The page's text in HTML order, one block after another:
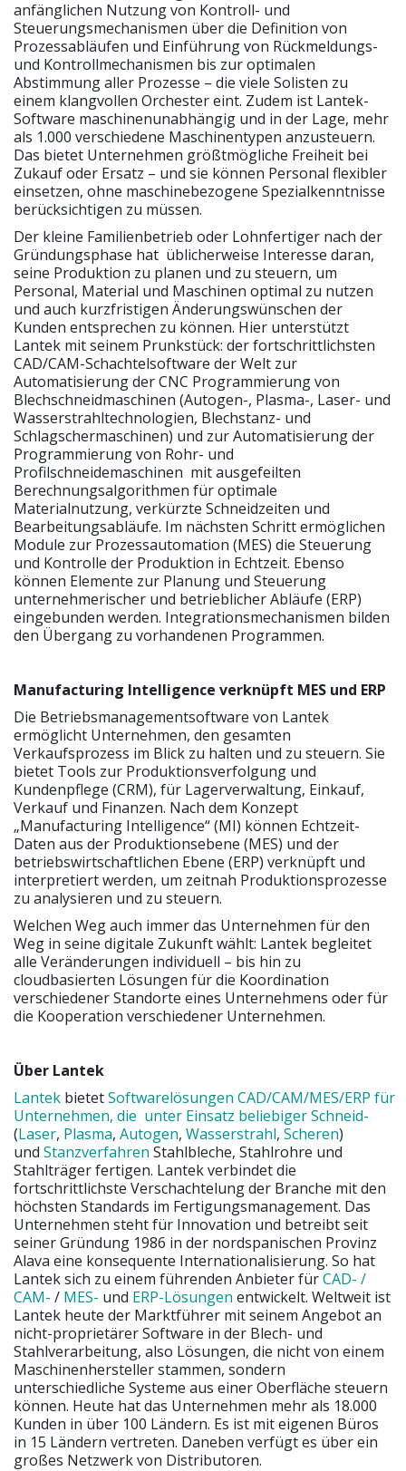
anfänglichen Nutzung von Kontroll- und
Steuerungsmechanismen über die Definition von
Prozessabläufen und Einführung von Rückmeldungs-
und Kontrollmechanismen bis zur optimalen
Abstimmung aller Prozesse – die viele Solisten zu
einem klangvollen Orchester eint. Zudem ist Lantek-
Software maschinenunabhängig und in der Lage, mehr
als 1.000 verschiedene Maschinentypen anzusteuern.
Das bietet Unternehmen größtmögliche Freiheit bei
Zukauf oder Ersatz – und sie können Personal flexibler
einsetzen, ohne maschinebezogene Spezialkenntnisse
berücksichtigen zu müssen.
Der kleine Familienbetrieb oder Lohnfertiger nach der
Gründungsphase hat üblicherweise Interesse daran,
seine Produktion zu planen und zu steuern, um
Personal, Material und Maschinen optimal zu nutzen
und auch kurzfristigen Änderungswünschen der
Kunden entsprechen zu können. Hier unterstützt
Lantek mit seinem Prunkstück: der fortschrittlichsten
CAD/CAM-Schachtelsoftware der Welt zur
Automatisierung der CNC Programmierung von
Blechschneidmaschinen (Autogen-, Plasma-, Laser- und
Wasserstrahltechnologien, Blechstanz- und
Schlagschermaschinen) und zur Automatisierung der
Programmierung von Rohr- und
Profilschneidemaschinen mit ausgefeilten
Berechnungsalgorithmen für optimale
Materialnutzung, verkürzte Schneidzeiten und
Bearbeitungsabläufe. Im nächsten Schritt ermöglichen
Module zur Prozessautomation (MES) die Steuerung
und Kontrolle der Produktion in Echtzeit. Ebenso
können Elemente zur Planung und Steuerung
unternehmerischer und betrieblicher Abläufe (ERP)
eingebunden werden. Integrationsmechanismen bilden
den Übergang zu vorhandenen Programmen.
Manufacturing Intelligence verknüpft MES und ERP
Die Betriebsmanagementsoftware von Lantek
ermöglicht Unternehmen, den gesamten
Verkaufsprozess im Blick zu halten und zu steuern. Sie
bietet Tools zur Produktionsverfolgung und
Kundenpflege (CRM), für Lagerverwaltung, Einkauf,
Verkauf und Finanzen. Nach dem Konzept
„Manufacturing Intelligence“ (MI) können Echtzeit-
Daten aus der Produktionsebene (MES) und der
betriebswirtschaftlichen Ebene (ERP) verknüpft und
interpretiert werden, um zeitnah Produktionsprozesse
zu analysieren und zu steuern.
Welchen Weg auch immer das Unternehmen für den
Weg in seine digitale Zukunft wählt: Lantek begleitet
alle Veränderungen individuell – bis hin zu
cloudbasierten Lösungen für die Koordination
verschiedener Standorte eines Unternehmens oder für
die Kooperation verschiedener Unternehmen.
Über Lantek
Lantek bietetSoftwarelösungen CAD/CAM/MES/ERP für
Unternehmen, die unter Einsatz beliebiger Schneid-
(Laser, Plasma, Autogen, Wasserstrahl, Scheren)
und Stanzverfahren Stahlbleche, Stahlrohre und
Stahlträger fertigen. Lantek verbindet die
fortschrittlichste Verschachtelung der Branche mit den
höchsten Standards im Fertigungsmanagement. Das
Unternehmen steht für Innovation und betreibt seit
seiner Gründung 1986 in der nordspanischen Provinz
Alava eine konsequente Internationalisierung. So hat
Lantek sich zu einem führenden Anbieter fürCAD- /
CAM- / MES- und ERP-Lösungen entwickelt. Weltweit ist
Lantek heute der Marktführer mit seinem Angebot an
nicht-proprietärer Software in der Blech- und
Stahlverarbeitung, also Lösungen, die nicht von einem
Maschinenhersteller stammen, sondern
unterschiedliche Systeme aus einer Oberfläche steuern
können. Heute hat das Unternehmen mehr als 18.000
Kunden in über 100 Ländern. Es ist mit eigenen Büros
in 15 Ländern vertreten. Daneben verfügt es über ein
großes Netzwerk von Distributoren.